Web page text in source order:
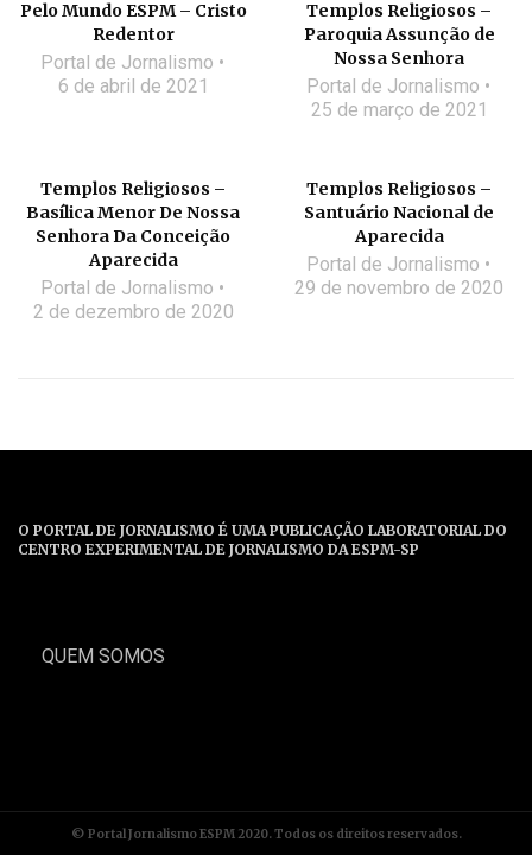
Pelo Mundo ESPM – Cristo
Redentor
Portal de Jornalismo
6 de abril de 2021
Templos Religiosos –
Paroquia Assunção de
Nossa Senhora
Portal de Jornalismo
25 de março de 2021
Templos Religiosos –
Basílica Menor De Nossa
Senhora Da Conceição
Aparecida
Portal de Jornalismo
2 de dezembro de 2020
Templos Religiosos –
Santuário Nacional de
Aparecida
Portal de Jornalismo
29 de novembro de 2020
O PORTAL DE JORNALISMO É UMA PUBLICAÇÃO LABORATORIAL DO
CENTRO EXPERIMENTAL DE JORNALISMO DA ESPM-SP
QUEM SOMOS
© Portal Jornalismo ESPM 2020. Todos os direitos reservados.